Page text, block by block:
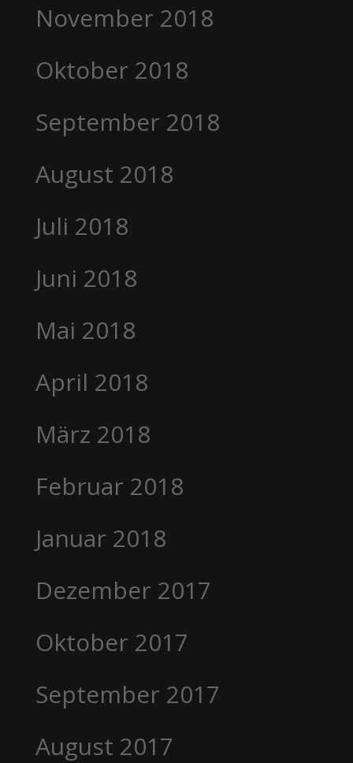
November 2018
Oktober 2018
September 2018
August 2018
Juli 2018
Juni 2018
Mai 2018
April 2018
März 2018
Februar 2018
Januar 2018
Dezember 2017
Oktober 2017
September 2017
August 2017